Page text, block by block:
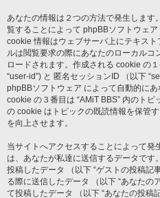
あなたの情報は２つの方法で発生します
覧することによって phpBBソフトウェア
cookie 情報はウェブサーバ上にテキス
ルは閲覧要求の際にあなたのローカルコ
ロードされます。作成される cookie の
“user-id”) と 匿名セッションID （以下
phpBBソフトウェア によって自動的に
cookie の３番目は “AMiT BBS” 内のト
の cookie はトピックの既読情報を保管
を向上させます。
当サイトへアクセスすることによって発
は、あなたが私達に送信するデータです
投稿したデータ （以下 “ゲストの投稿記
る際に送信したデータ （以下 “あなたの
て投稿したデータ （以下 “あなたの投稿記